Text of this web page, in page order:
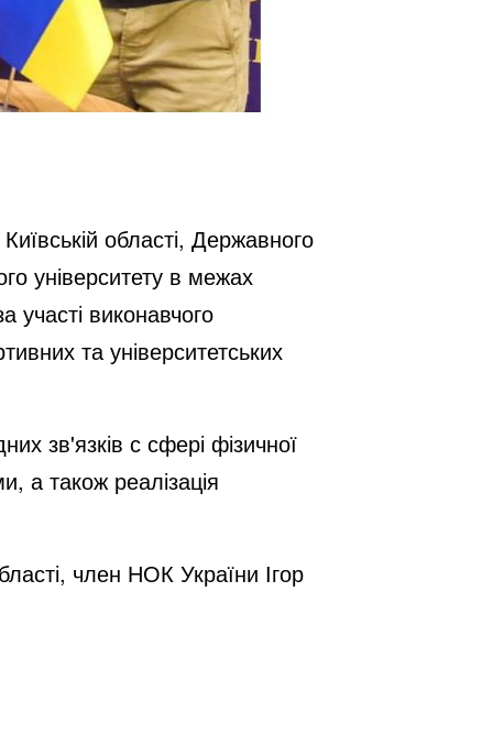
області, Державного
університету в межах
участі виконавчого
та університетських
зв'язків с сфері фізичної
а також реалізація
член НОК України Ігор